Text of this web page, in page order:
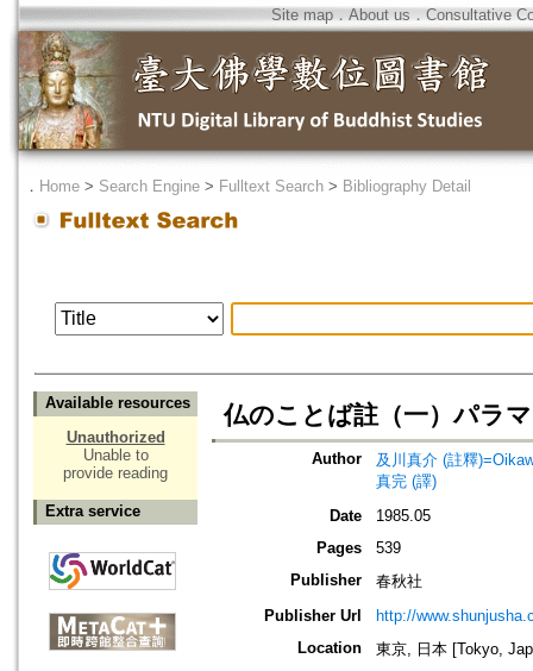
Site map．About us ． Consultative
． Home > Search Engine > Fulltext Search > Bibliography Detail
Available resources
Unauthorized
Unable to
provide reading
Extra service
仏のことば註（一）パラ
Author
及川真介 (註釋
真完 (譯)
Date
1985.05
Pages
539
Publisher
春秋社
Publisher Url
http://
Location
東京, 日本 [Tokyo,